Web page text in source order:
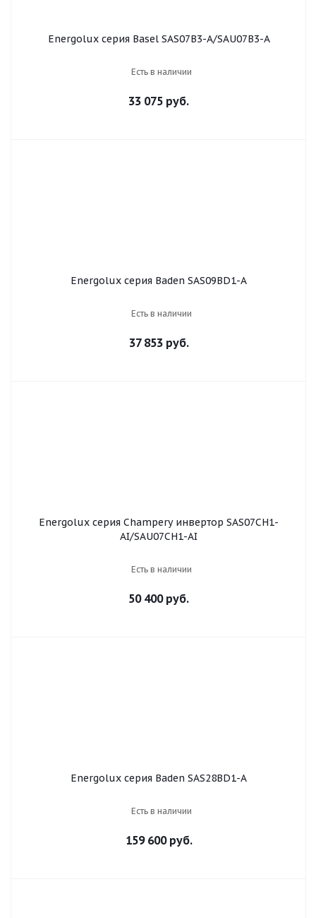
Energolux серия Basel SAS07B3-A/SAU07B3-A
Есть в наличии
33 075 руб.
Energolux серия Baden SAS09BD1-A
Есть в наличии
37 853 руб.
Energolux серия Champery инвертор SAS07CH1-
AI/SAU07CH1-AI
Есть в наличии
50 400 руб.
Energolux серия Baden SAS28BD1-A
Есть в наличии
159 600 руб.